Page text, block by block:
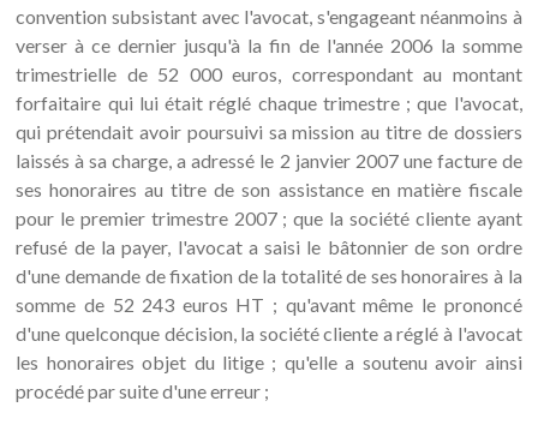
convention subsistant avec l'avocat, s'engageant néanmoins à
verser à ce dernier jusqu'à la fin de l'année 2006 la somme
trimestrielle de 52 000 euros, correspondant au montant
forfaitaire qui lui était réglé chaque trimestre ; que l'avocat,
qui prétendait avoir poursuivi sa mission au titre de dossiers
laissés à sa charge, a adressé le 2 janvier 2007 une facture de
ses honoraires au titre de son assistance en matière fiscale
pour le premier trimestre 2007 ; que la société cliente ayant
refusé de la payer, l'avocat a saisi le bâtonnier de son ordre
d'une demande de fixation de la totalité de ses honoraires à la
somme de 52 243 euros HT ; qu'avant même le prononcé
d'une quelconque décision, la société cliente a réglé à l'avocat
les honoraires objet du litige ; qu'elle a soutenu avoir ainsi
procédé par suite d'une erreur ;